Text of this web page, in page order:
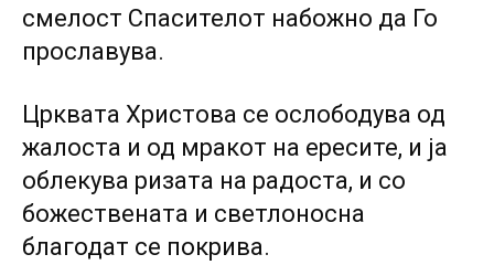
смелост Спасителот набожно да Го
прославува.
Црквата Христова се ослободува од
жалоста и од мракот на ересите, и ја
облекува ризата на радоста, и со
божествената и светлоносна
благодат се покрива.